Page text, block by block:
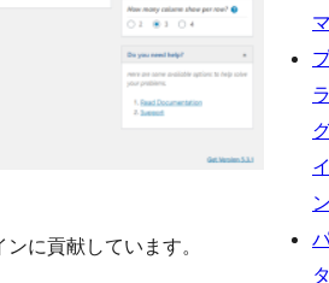
に貢献しています。
マ
ラ
イ
ン
タ